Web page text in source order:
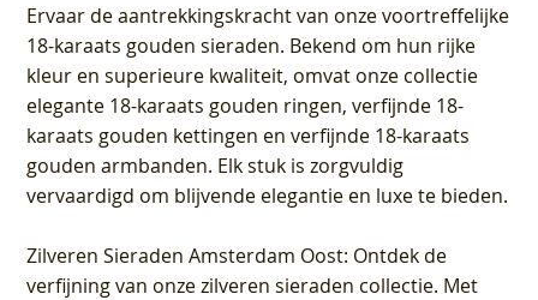
Ervaar de aantrekkingskracht van onze voortreffelijke
18-karaats gouden sieraden. Bekend om hun rijke
kleur en superieure kwaliteit, omvat onze collectie
elegante 18-karaats gouden ringen, verfijnde 18-
karaats gouden kettingen en verfijnde 18-karaats
gouden armbanden. Elk stuk is zorgvuldig
vervaardigd om blijvende elegantie en luxe te bieden.
Zilveren Sieraden Amsterdam Oost: Ontdek de
verfijning van onze zilveren sieraden collectie. Met